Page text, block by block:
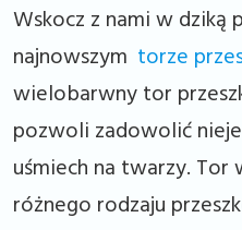
Wskocz z nami w dziką
najnowszym torze
wielobarwny tor
pozwoli zadowolić
uśmiech na twarzy.
różnego rodzaju